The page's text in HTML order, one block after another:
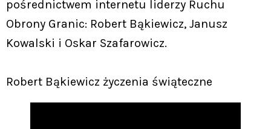
pośrednictwem internetu liderzy Ruchu
Obrony Granic: Robert Bąkiewicz, Janusz
Kowalski i Oskar Szafarowicz.
Robert Bąkiewicz życzenia świąteczne